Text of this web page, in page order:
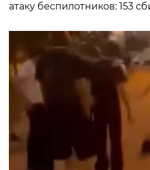
атаку беспилотников: 153